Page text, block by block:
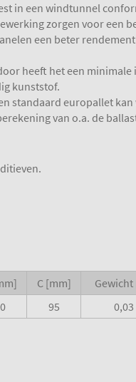
in een windtunnel
zorgen voor een
een beter
heeft het een
kunststof.
standaard europallet
van o.a. de
C [mm] Gewicht
95 0,03